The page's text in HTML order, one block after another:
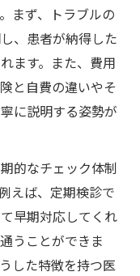
まず、トラブルの
、患者が納得した
ます。また、費用
と自費の違いやそ
に説明する姿勢が
的なチェック体制
えば、定期検診で
早期対応してくれ
うことができま
した特徴を持つ医